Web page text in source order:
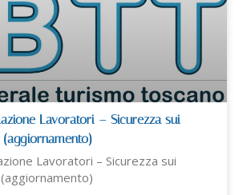
Lavoratori – Sicurezza sui
Lavoratori – Sicurezza sui